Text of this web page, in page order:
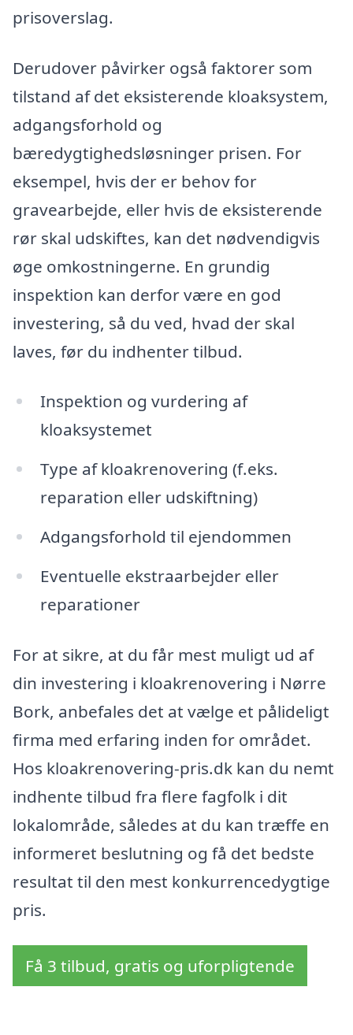
prisoverslag.
Derudover påvirker også faktorer som
tilstand af det eksisterende kloaksystem,
adgangsforhold og
bæredygtighedsløsninger prisen. For
eksempel, hvis der er behov for
gravearbejde, eller hvis de eksisterende
rør skal udskiftes, kan det nødvendigvis
øge omkostningerne. En grundig
inspektion kan derfor være en god
investering, så du ved, hvad der skal
laves, før du indhenter tilbud.
Inspektion og vurdering af
kloaksystemet
Type af kloakrenovering (f.eks.
reparation eller udskiftning)
Adgangsforhold til ejendommen
Eventuelle ekstraarbejder eller
reparationer
For at sikre, at du får mest muligt ud af
din investering i kloakrenovering i Nørre
Bork, anbefales det at vælge et pålideligt
firma med erfaring inden for området.
Hos kloakrenovering-pris.dk kan du nemt
indhente tilbud fra flere fagfolk i dit
lokalområde, således at du kan træffe en
informeret beslutning og få det bedste
resultat til den mest konkurrencedygtige
pris.
Få 3 tilbud, gratis og uforpligtende